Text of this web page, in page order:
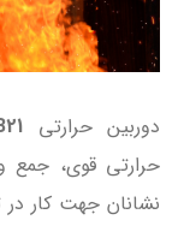
دوربین حرارتی
حرارتی قوی، جمع
نشانان جهت کار